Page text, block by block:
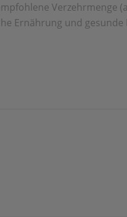
Verzehrmenge
Ernährung und